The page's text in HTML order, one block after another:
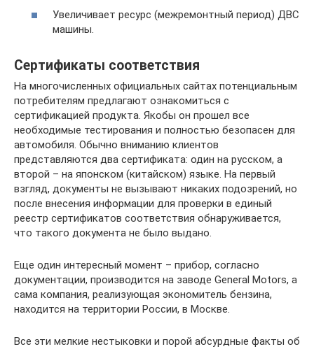
Увеличивает ресурс (межремонтный период) ДВС
машины.
Сертификаты соответствия
На многочисленных официальных сайтах потенциальным
потребителям предлагают ознакомиться с
сертификацией продукта. Якобы он прошел все
необходимые тестирования и полностью безопасен для
автомобиля. Обычно вниманию клиентов
представляются два сертификата: один на русском, а
второй – на японском (китайском) языке. На первый
взгляд, документы не вызывают никаких подозрений, но
после внесения информации для проверки в единый
реестр сертификатов соответствия обнаруживается,
что такого документа не было выдано.
Еще один интересный момент – прибор, согласно
документации, производится на заводе General Motors, а
сама компания, реализующая экономитель бензина,
находится на территории России, в Москве.
Все эти мелкие нестыковки и порой абсурдные факты об